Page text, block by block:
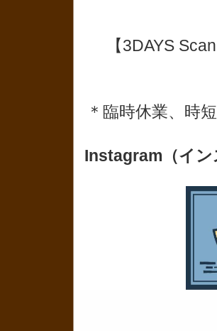
【3DAYS
＊臨時休業、時
Instagram（イ